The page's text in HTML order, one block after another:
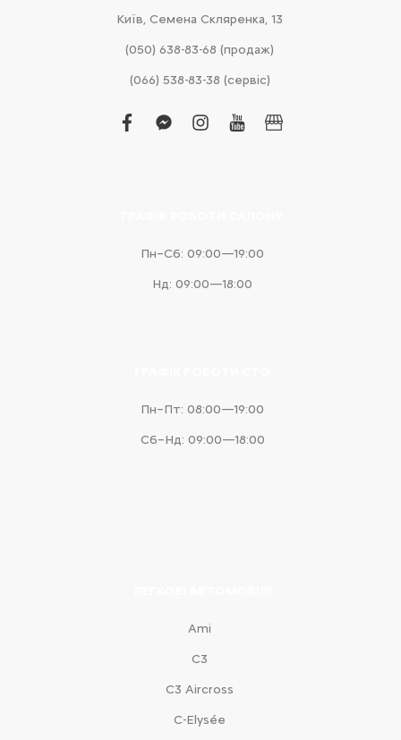
Київ, Cемена Скляренка, 13
(050) 638-83-68 (продаж)
(066) 538-83-38 (сервіс)
facebook
facebook-
instagram
youtubebusiness
Пн–Сб: 09:00—19:00
Нд: 09:00—18:00
Пн–Пт: 08:00—19:00
Сб–Нд: 09:00—18:00
Ami
С3
С3 Aircross
C-Elysée